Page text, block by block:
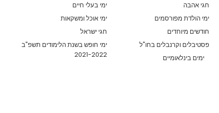
ימי בעלי חיים
חגי אהבה
ימי אוכל ומשקאות
ימי הולדת מפורסמים
חגי ישראל
חודשים מיוחדים
ימי חופש בשנת הלימודים תשפ"ב
2021-2022
פסטיבלים וקרנבלים בחו"ל
ימים בינלאומיים